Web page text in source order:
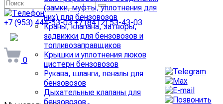
+7 (953) 444-53-03 +7 (8412) 53-43-03
arminda58@mail.ru
0
(замки, муфты, уплотнения для
них) для бензовозов
Краны, клапана, затворы,
задвижки для бензовозов и
топливозаправщиков
Крышки и уплотнения люков
цистерн бензовозов
Рукава, шланги, пеналы для
бензовозов
Дыхательные клапаны для
бензовозов